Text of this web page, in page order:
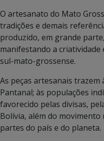
O artesanato do Mato
tradições e demais
produzido, em grande
manifestando a
sul-mato-grossense.
As peças artesanais
Pantanal; às populações
favorecido pelas divisas,
Bolívia, além do
partes do país e do planeta.